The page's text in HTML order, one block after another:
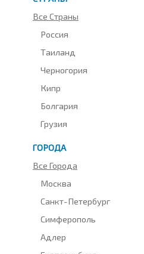
Все Страны
Россия
Таиланд
Черногория
Кипр
Болгария
Грузия
ГОРОДА
Все Города
Москва
Санкт-Петербург
Симферополь
Адлер